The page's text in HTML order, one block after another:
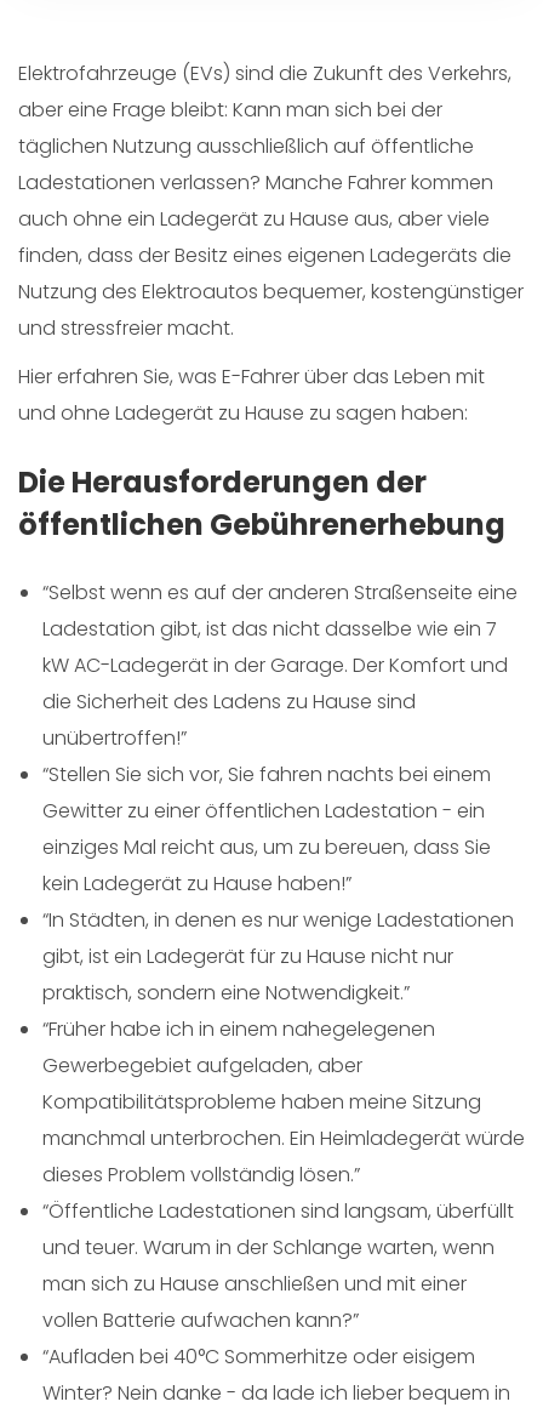
Elektrofahrzeuge (EVs) sind die Zukunft des Verkehrs,
aber eine Frage bleibt: Kann man sich bei der
täglichen Nutzung ausschließlich auf öffentliche
Ladestationen verlassen? Manche Fahrer kommen
auch ohne ein Ladegerät zu Hause aus, aber viele
finden, dass der Besitz eines eigenen Ladegeräts die
Nutzung des Elektroautos bequemer, kostengünstiger
und stressfreier macht.
Hier erfahren Sie, was E-Fahrer über das Leben mit
und ohne Ladegerät zu Hause zu sagen haben:
Die Herausforderungen der
öffentlichen Gebührenerhebung
“Selbst wenn es auf der anderen Straßenseite eine
Ladestation gibt, ist das nicht dasselbe wie ein 7
kW AC-Ladegerät in der Garage. Der Komfort und
die Sicherheit des Ladens zu Hause sind
unübertroffen!”
“Stellen Sie sich vor, Sie fahren nachts bei einem
Gewitter zu einer öffentlichen Ladestation - ein
einziges Mal reicht aus, um zu bereuen, dass Sie
kein Ladegerät zu Hause haben!”
“In Städten, in denen es nur wenige Ladestationen
gibt, ist ein Ladegerät für zu Hause nicht nur
praktisch, sondern eine Notwendigkeit.”
“Früher habe ich in einem nahegelegenen
Gewerbegebiet aufgeladen, aber
Kompatibilitätsprobleme haben meine Sitzung
manchmal unterbrochen. Ein Heimladegerät würde
dieses Problem vollständig lösen.”
“Öffentliche Ladestationen sind langsam, überfüllt
und teuer. Warum in der Schlange warten, wenn
man sich zu Hause anschließen und mit einer
vollen Batterie aufwachen kann?”
“Aufladen bei 40°C Sommerhitze oder eisigem
Winter? Nein danke - da lade ich lieber bequem in